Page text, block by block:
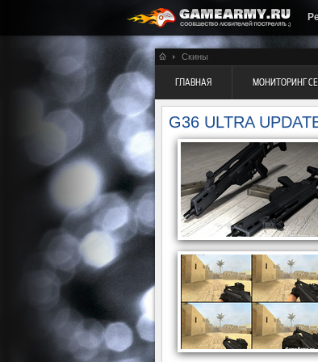
Скины
ГЛАВНАЯ МОНИТОРИНГ
G36 ULTRA